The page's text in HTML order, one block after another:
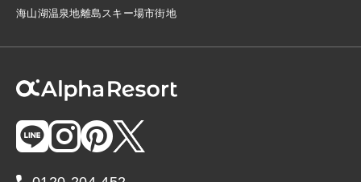
海山湖温泉地離島スキー場市街地